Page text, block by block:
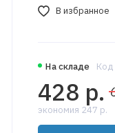
На складе Код
428 р.
экономия 247 р.
В избранное